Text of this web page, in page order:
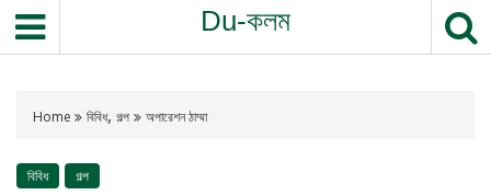
Du-কলম
Home বিবিধ, গল্প অপারেশন ঠাম্মা
বিবিধ গল্প